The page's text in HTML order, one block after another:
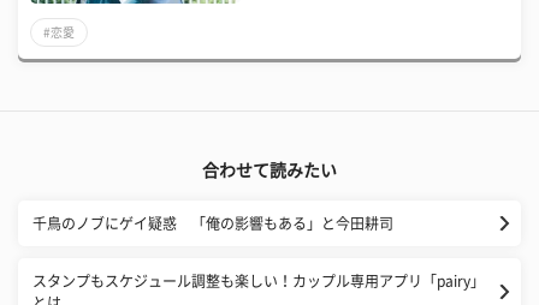
#恋愛
合わせて読みたい
千鳥のノブにゲイ疑惑 「俺の影響もある」と今田耕司
スタンプもスケジュール調整も楽しい！カップル専用アプリ「pairy」